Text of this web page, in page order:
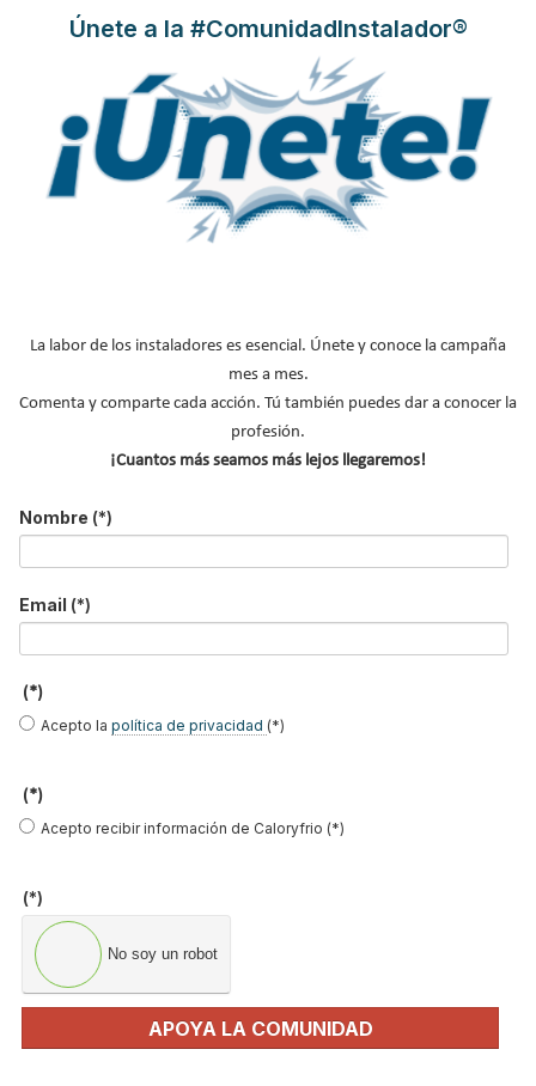
Únete a la #ComunidadInstalador®
La labor de los instaladores es esencial. Únete y conoce la campaña
mes a mes.
Comenta y comparte cada acción. Tú también puedes dar a conocer la
profesión.
¡Cuantos más seamos más lejos llegaremos!
Nombre (*)
Email (*)
(*)
Acepto la política de privacidad (*)
(*)
Acepto recibir información de Caloryfrio (*)
(*)
No soy un robot
APOYA LA COMUNIDAD